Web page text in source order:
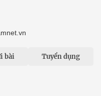
bài Tuyển dụng